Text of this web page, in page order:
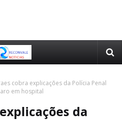
cobra explicações da Polícia Penal
em hospital
da